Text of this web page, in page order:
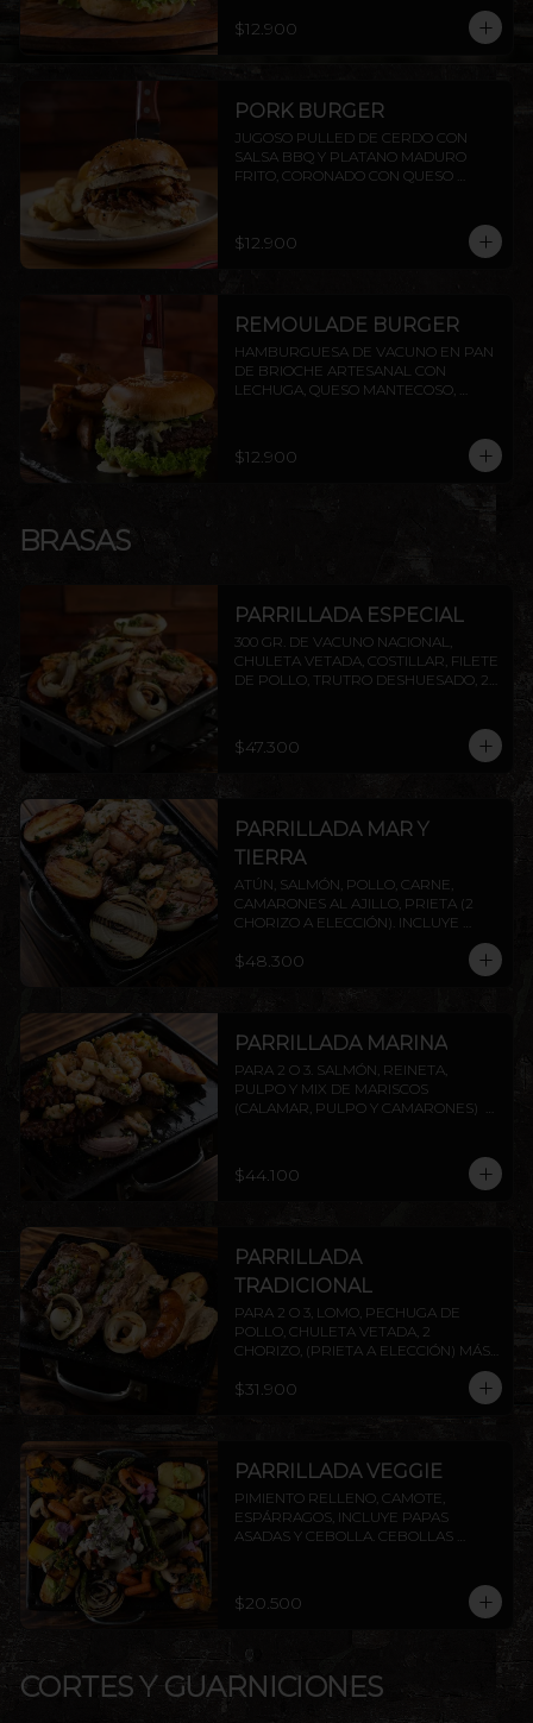
HONEY MUSTARD.INCLUYE PAPAS
$12.900
PORK BURGER
JUGOSO PULLED DE CERDO CON
SALSA BBQ Y PLATANO MADURO
FRITO, CORONADO CON QUESO
$12.900
REMOULADE BURGER
HAMBURGUESA DE VACUNO EN PAN
DE BRIOCHE ARTESANAL CON
LECHUGA, QUESO MANTECOSO,
$12.900
BRASAS
PARRILLADA ESPECIAL
300 GR. DE VACUNO NACIONAL,
CHULETA VETADA, COSTILLAR, FILETE
DE POLLO, TRUTRO DESHUESADO, 2
$47.300
PARRILLADA MAR Y
TIERRA
ATÚN, SALMÓN, POLLO, CARNE,
CAMARONES AL AJILLO, PRIETA (2
CHORIZO A ELECCIÓN). INCLUYE
$48.300
PARRILLADA MARINA
PARA 2 O 3. SALMÓN, REINETA,
PULPO Y MIX DE MARISCOS
(CALAMAR, PULPO Y CAMARONES)
ELECCIÓN.
$44.100
PARRILLADA
TRADICIONAL
PARA 2 O 3, LOMO, PECHUGA DE
POLLO, CHULETA VETADA, 2
CHORIZO, (PRIETA A ELECCIÓN) MÁS
(PAPAS FRITAS, PAPAS DORADAS,
$31.900
PARRILLADA VEGGIE
PIMIENTO RELLENO, CAMOTE,
ESPÁRRAGOS, INCLUYE PAPAS
ASADAS Y CEBOLLA. CEBOLLAS
PESTO. INCLUYE PAPAS ASADAS Y
CEBOLLA.
$20.500
CORTES Y GUARNICIONES